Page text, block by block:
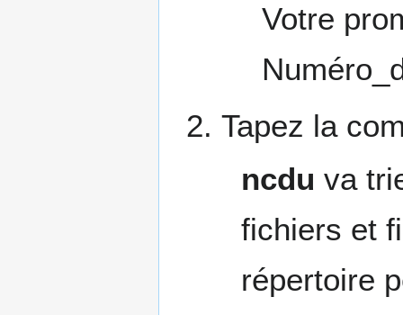
Votre
Tapez la
ncdu va
fichiers et
répertoire